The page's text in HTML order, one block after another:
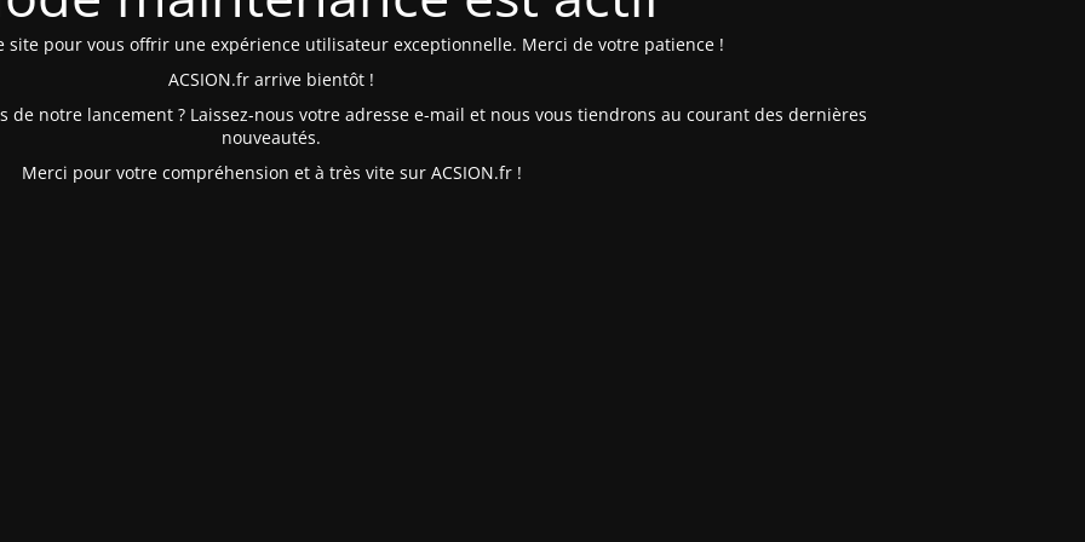
site pour vous offrir une expérience utilisateur exceptionnelle. Merci de votre patience !
ACSION.fr arrive bientôt !
notre lancement ? Laissez-nous votre adresse e-mail et nous vous tiendrons au courant des dernières
nouveautés.
Merci pour votre compréhension et à très vite sur ACSION.fr !